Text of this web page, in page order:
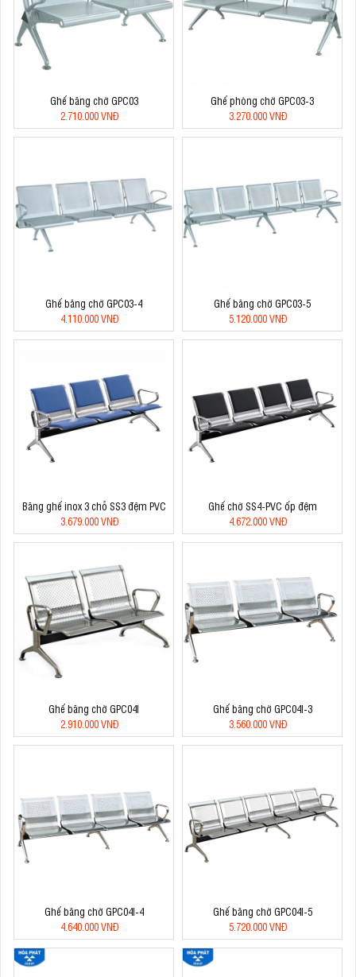
Ghế băng chờ GPC03
2.710.000 VNĐ
Ghế phòng chờ GPC03-3
3.270.000 VNĐ
Ghế băng chờ GPC03-4
4.110.000 VNĐ
Ghế băng chờ GPC03-5
5.120.000 VNĐ
Băng ghế inox 3 chỗ SS3 đệm PVC
3.679.000 VNĐ
Ghế chờ SS4-PVC ốp đệm
4.672.000 VNĐ
Ghế băng chờ GPC04I
2.910.000 VNĐ
Ghế băng chờ GPC04I-3
3.560.000 VNĐ
Ghế băng chờ GPC04I-4
4.640.000 VNĐ
Ghế băng chờ GPC04I-5
5.720.000 VNĐ